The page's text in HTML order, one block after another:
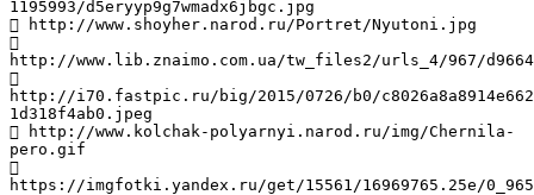
1195993/d5eryyp9g7wmadx6jbgc.jpg
 http://www.shoyher.narod.ru/Portret/Nyutoni.jpg

http://www.lib.znaimo.com.ua/tw_files2/urls_4/967/

http://i70.fastpic.ru/big/2015/0726/b0/
1d318f4ab0.jpeg
 http://www.kolchak-polyarnyi.narod.ru/img/Chernila-
pero.gif

https://imgfotki.yandex.ru/get/15561/16969765.25e/